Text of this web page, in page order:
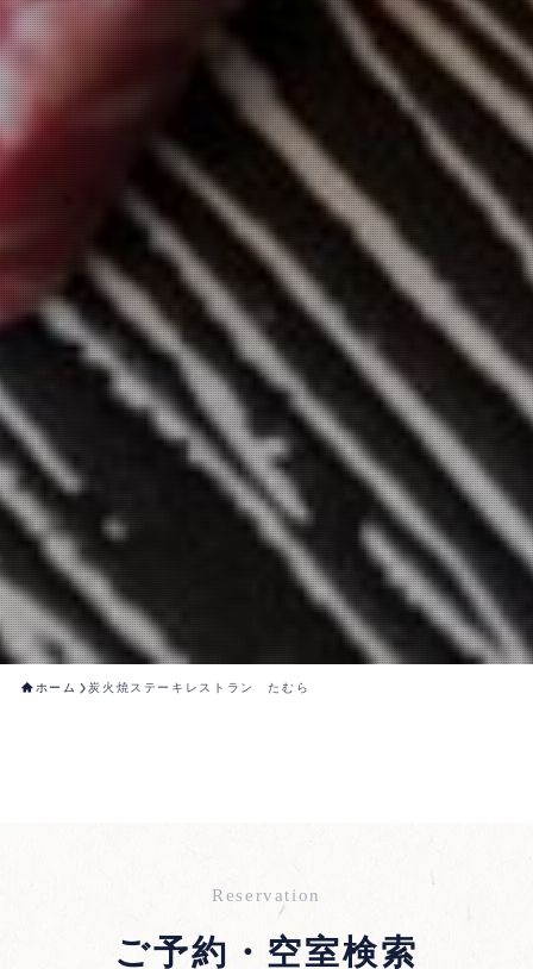
ホーム 炭火焼ステーキレストラン たむら
Reservation
ご予約・空室検索